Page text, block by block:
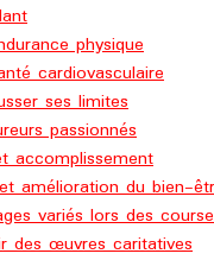
physique
cardiovasculaire
ses limites
passionnés
accomplissement
amélioration du bien-
variés lors des
des œuvres caritatives